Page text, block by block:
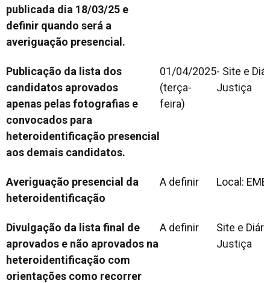
publicada dia 18/03/25 e
definir quando será a
averiguação presencial.
Publicação da lista dos
candidatos aprovados
apenas pelas fotografias e
convocados para
heteroidentificação presencial
aos demais candidatos.
01/04/2025
(terça-
feira)
- Site e
Justiça
Averiguação presencial da
heteroidentificação
A definir Local:
Divulgação da lista final de
aprovados e não aprovados na
heteroidentificação com
orientações como recorrer
A definir
Site e
Justiça